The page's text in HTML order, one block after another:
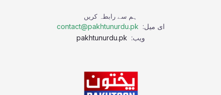
ہم سے رابطہ کریں
ای میل: contact@pakhtunurdu.pk
ویب: